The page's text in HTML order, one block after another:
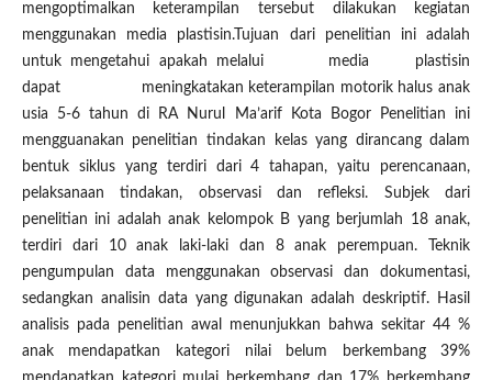
mengoptimalkan keterampilan tersebut dilakukan kegiatan
menggunakan media plastisin.Tujuan dari penelitian ini adalah
untuk mengetahui apakah melalui media plastisin
dapat meningkatakan keterampilan motorik halus anak
usia 5-6 tahun di RA Nurul Ma’arif Kota Bogor Penelitian ini
mengguanakan penelitian tindakan kelas yang dirancang dalam
bentuk siklus yang terdiri dari 4 tahapan, yaitu perencanaan,
pelaksanaan tindakan, observasi dan refleksi. Subjek dari
penelitian ini adalah anak kelompok B yang berjumlah 18 anak,
terdiri dari 10 anak laki-laki dan 8 anak perempuan. Teknik
pengumpulan data menggunakan observasi dan dokumentasi,
sedangkan analisin data yang digunakan adalah deskriptif. Hasil
analisis pada penelitian awal menunjukkan bahwa sekitar 44 %
anak mendapatkan kategori nilai belum berkembang 39%